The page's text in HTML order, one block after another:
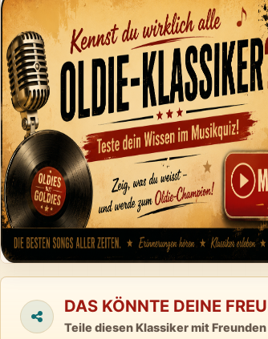
DAS KÖNNTE DEINE
Teile diesen Klassiker mit